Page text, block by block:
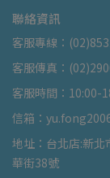
聯絡資訊
客服專線：
客服傳真：
客服時間：10:00-
信箱：
地址：台北店:新
華街38號